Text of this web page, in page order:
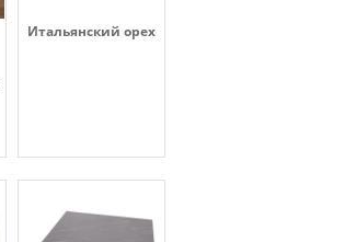
Итальянский орех